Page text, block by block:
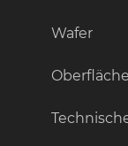
Wafer